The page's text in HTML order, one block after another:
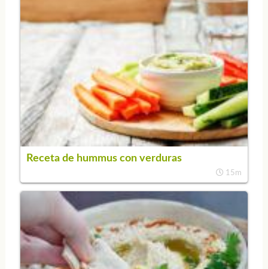
Receta de hummus con verduras
15m